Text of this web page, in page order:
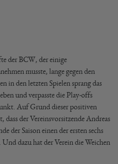
der BCW, der einige
musste, lange gegen den
in den letzten Spielen sprang das
und verpasste die Play-offs
Auf Grund dieser positiven
der Vereinsvorsitzende Andreas
der Saison einen der ersten sechs
dazu hat der Verein die Weichen